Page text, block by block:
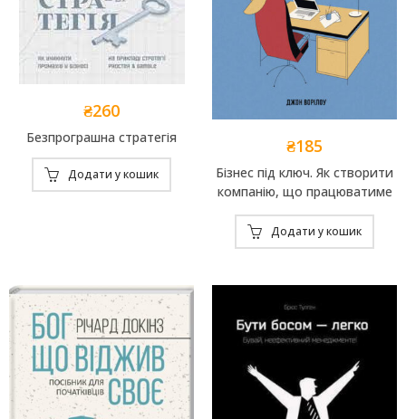
₴260
Безпрограшна стратегія
Додати у кошик
₴185
Бізнес під ключ. Як створити
компанію, що працюватиме
без вас
Додати у кошик